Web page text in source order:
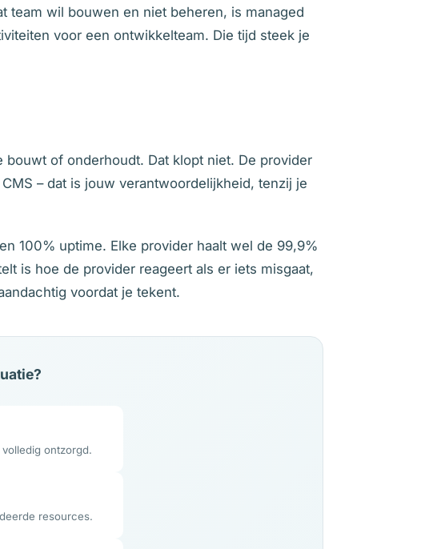
team wil bouwen en niet beheren, is managed
voor een ontwikkelteam. Die tijd steek je
of onderhoudt. Dat klopt niet. De provider
– dat is jouw verantwoordelijkheid, tenzij je
100% uptime. Elke provider haalt wel de 99,9%
is hoe de provider reageert als er iets misgaat,
voordat je tekent.
ontzorgd.
resources.